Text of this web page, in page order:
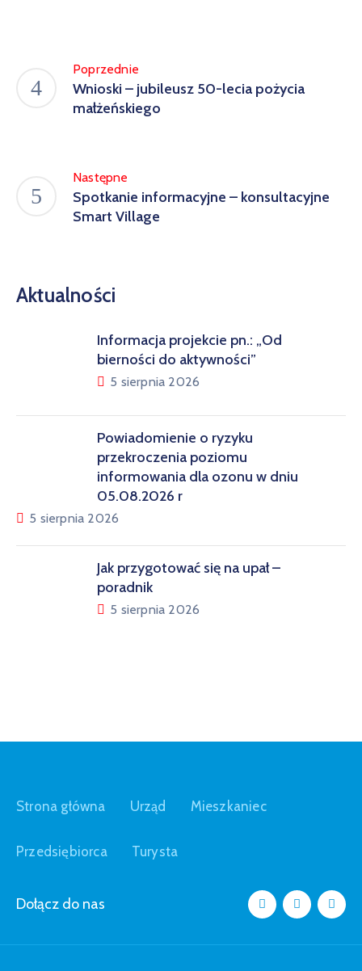
Poprzednie
Wnioski – jubileusz 50-lecia pożycia
małżeńskiego
Następne
Spotkanie informacyjne – konsultacyjne
Smart Village
Aktualności
Informacja projekcie pn.: „Od
bierności do aktywności”
5 sierpnia 2026
Powiadomienie o ryzyku
przekroczenia poziomu
informowania dla ozonu w dniu
05.08.2026 r
5 sierpnia 2026
Jak przygotować się na upał –
poradnik
5 sierpnia 2026
Strona główna Urząd Mieszkaniec
Przedsiębiorca Turysta
Dołącz do nas